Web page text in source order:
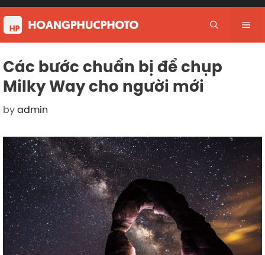
Skip
to
content
Các bước chuẩn bị để chụp
Milky Way cho người mới
byadmin